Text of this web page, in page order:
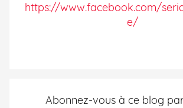
https://www.facebook.com/
e/
Abonnez-vous à ce blog